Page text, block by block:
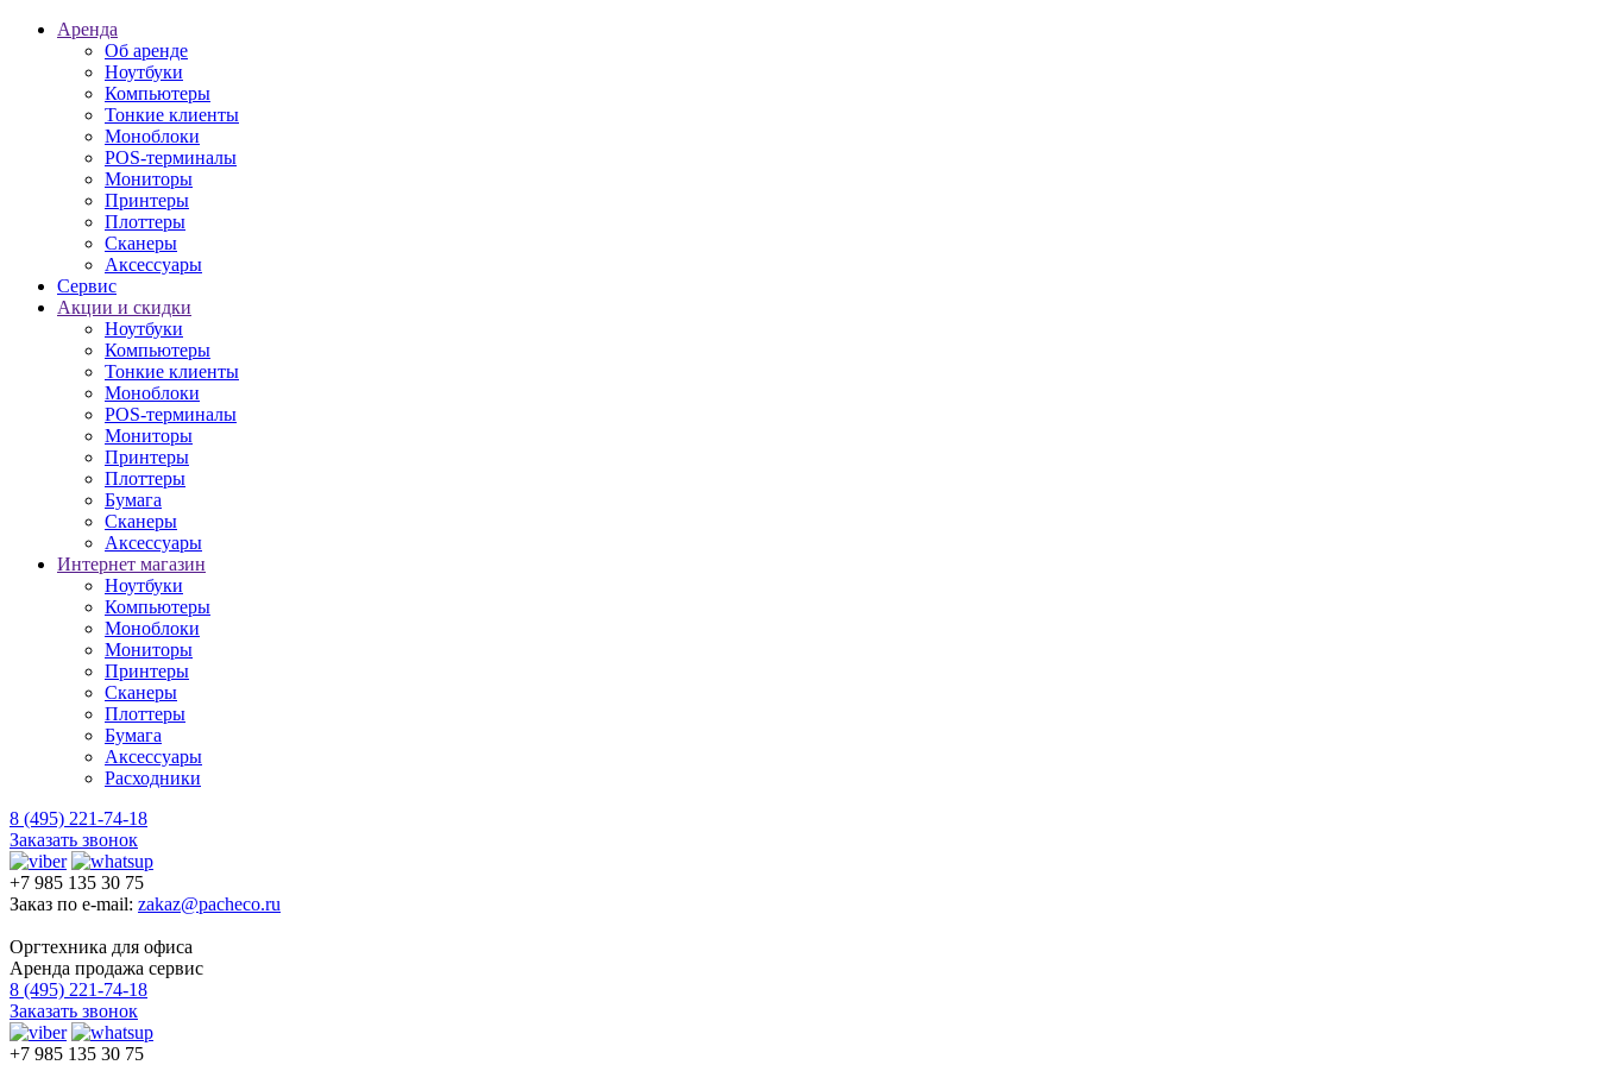
Аренда
Об аренде
Ноутбуки
Компьютеры
Тонкие клиенты
Моноблоки
POS-терминалы
Мониторы
Принтеры
Плоттеры
Сканеры
Аксессуары
Сервис
Акции и скидки
Ноутбуки
Компьютеры
Тонкие клиенты
Моноблоки
POS-терминалы
Мониторы
Принтеры
Плоттеры
Бумага
Сканеры
Аксессуары
Интернет магазин
Ноутбуки
Компьютеры
Моноблоки
Мониторы
Принтеры
Сканеры
Плоттеры
Бумага
Аксессуары
Расходники
8 (495) 221-74-18
Заказать звонок
+7 985 135 30 75
Заказ по e-mail: zakaz@pacheco.ru
Оргтехника для офиса
Аренда продажа сервис
8 (495) 221-74-18
Заказать звонок
+7 985 135 30 75